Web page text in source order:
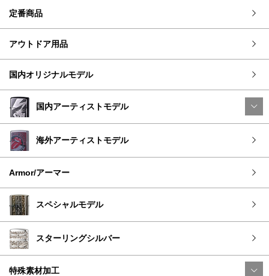
定番商品
アウトドア用品
国内オリジナルモデル
国内アーティストモデル
海外アーティストモデル
Armor/アーマー
スペシャルモデル
スターリングシルバー
特殊素材加工